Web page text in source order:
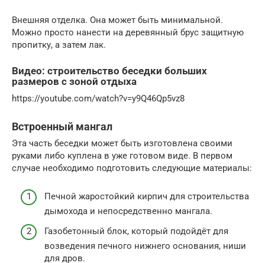
Внешняя отделка. Она может быть минимальной.
Можно просто нанести на деревянный брус защитную
пропитку, а затем лак.
Видео: строительство беседки больших
размеров с зоной отдыха
https://youtube.com/watch?v=y9Q46Qp5vz8
Встроенный мангал
Эта часть беседки может быть изготовлена своими
руками либо куплена в уже готовом виде. В первом
случае необходимо подготовить следующие материалы:
Печной жаростойкий кирпич для строительства
дымохода и непосредственно мангала.
Газобетонный блок, который подойдёт для
возведения печного нижнего основания, ниши
для дров.